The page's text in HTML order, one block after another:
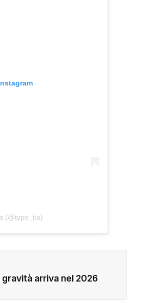
(@typo_ita)
arriva nel 2026